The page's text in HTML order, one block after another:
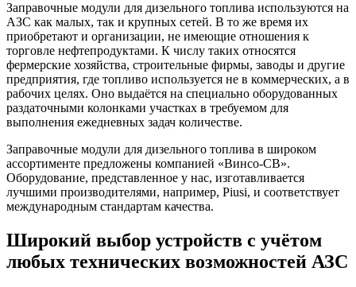
Заправочные модули для дизельного топлива используются на
АЗС как малых, так и крупных сетей. В то же время их
приобретают и организации, не имеющие отношения к
торговле нефтепродуктами. К числу таких относятся
фермерские хозяйства, строительные фирмы, заводы и другие
предприятия, где топливо используется не в коммерческих, а в
рабочих целях. Оно выдаётся на специально оборудованных
раздаточными колонками участках в требуемом для
выполнения ежедневных задач количестве.
Заправочные модули для дизельного топлива в широком
ассортименте предложены компанией «Винсо-СВ».
Оборудование, представленное у нас, изготавливается
лучшими производителями, например, Piusi, и соответствует
международным стандартам качества.
Широкий выбор устройств с учётом
любых технических возможностей АЗС